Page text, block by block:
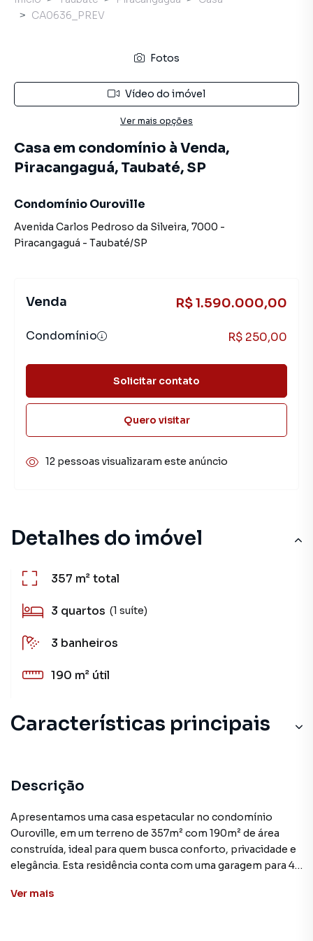
Detalhes do imóvel
357 m²total
3 quartos (1 suíte)
3 banheiros
190 m² útil
Características principais
Descrição
Apresentamos uma casa espetacular no condomínio
Ouroville, em um terreno de 357m² com 190m² de área
construída, ideal para quem busca conforto, privacidade e
elegância. Esta residência conta com uma garagem para 4
você encontra uma sala com dois ambientes e pé-direito
Ver mais
CA0636_PREV
Fotos
Vídeo do imóvel
Ver mais opções
Casa em condomínio à Venda,
Piracangaguá, Taubaté, SP
Condomínio Ouroville
Avenida Carlos Pedroso da Silveira, 7000 -
Piracangaguá - Taubaté/SP
Venda R$ 1.590.000,00
Condomínio R$ 250,00
Solicitar contato
Quero visitar
12 pessoas visualizaram este anúncio